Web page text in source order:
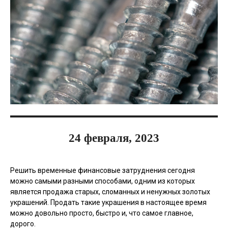
24 февраля, 2023
Решить временные финансовые затруднения сегодня
можно самыми разными способами, одним из которых
является продажа старых, сломанных и ненужных золотых
украшений. Продать такие украшения в настоящее время
можно довольно просто, быстро и, что самое главное,
дорого.